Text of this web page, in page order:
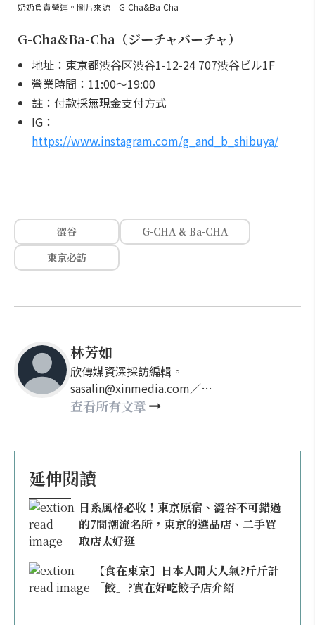
奶奶負責營運。圖片來源｜G-Cha&Ba-Cha
G-Cha&Ba-Cha（ジーチャバーチャ）
地址：東京都渋谷区渋谷1-12-24 707渋谷ビル1F
營業時間：11:00～19:00
註：付款採無現金支付方式
IG：
https://www.instagram.com/g_and_b_shibuya/
澀谷
G-CHA & Ba-CHA
東京必訪
林芳如
欣傳媒資深採訪編輯。
sasalin@xinmedia.com／
happy21917@gmail.com
查看所有文章
延伸閱讀
日系風格必收！東京原宿、澀谷不可錯過
的7間潮流名所，東京的選品店、二手買
取店太好逛
【食在東京】日本人間大人氣?斤斤計
「餃」?實在好吃餃子店介紹